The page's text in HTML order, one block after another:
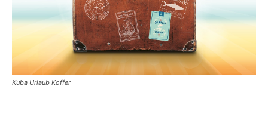
Kuba Urlaub Koffer